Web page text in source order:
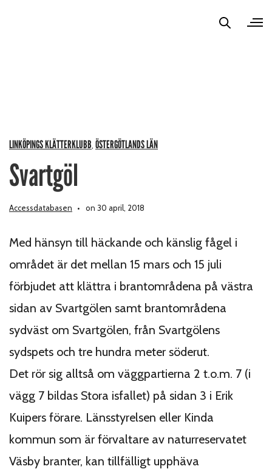
LINKÖPINGS KLÄTTERKLUBB ÖSTERGÖTLANDS LÄN
Svartgöl
Accessdatabasen on 30 april, 2018
Med hänsyn till häckande och känslig fågel i
området är det mellan 15 mars och 15 juli
förbjudet att klättra i brantområdena på västra
sidan av Svartgölen samt brantområdena
sydväst om Svartgölen, från Svartgölens
sydspets och tre hundra meter söderut.
Det rör sig alltså om väggpartierna 2 t.o.m. 7 (i
vägg 7 bildas Stora isfallet) på sidan 3 i Erik
Kuipers förare. Länsstyrelsen eller Kinda
kommun som är förvaltare av naturreservatet
Väsby branter, kan tillfälligt upphäva